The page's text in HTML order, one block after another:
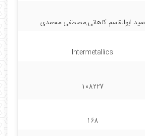
سید ابوالقاسم کاهانی,مصطفی محمدی
Intermetallics
108227
168